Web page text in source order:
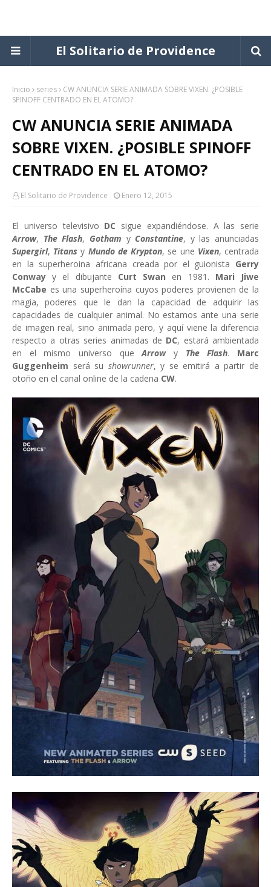
El Solitario de Providence
Inicio series
CW ANUNCIA SERIE ANIMADA SOBRE VIXEN. ¿POSIBLE
SPINOFF CENTRADO EN EL ATOMO?
CW ANUNCIA SERIE ANIMADA
SOBRE VIXEN. ¿POSIBLE SPINOFF
CENTRADO EN EL ATOMO?
El Solitario de Providence Enero 12, 2015
El universo televisivo DC sigue expandiéndose. A las serie
Arrow, The Flash, Gotham y Constantine, y las anunciadas
Supergirl, Titansy Mundo de Krypton, se une Vixen, centrada
en la superheroina africana creada por el guionista Gerry
Conwayy el dibujante Curt Swan en 1981. Mari Jiwe
McCabe es una superheroína cuyos poderes provienen de la
magia, poderes que le dan la capacidad de adquirir las
capacidades de cualquier animal. No estamos ante una serie
de imagen real, sino animada pero, y aquí viene la diferencia
respecto a otras series animadas de DC, estará ambientada
en el mismo universo queArrowy The Flash. Marc
Guggenheim será su showrunner, y se emitirá a partir de
otoño en el canal online de la cadena CW.